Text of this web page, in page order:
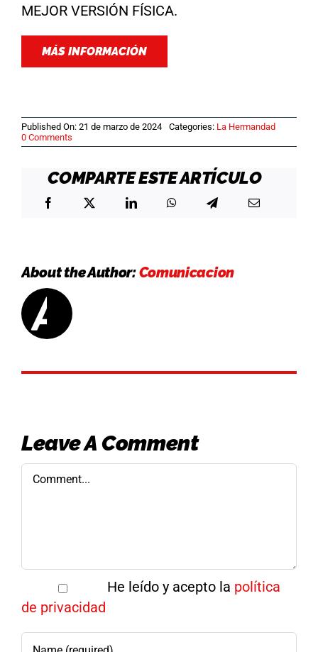
MEJOR VERSIÓN FÍSICA.
MÁS INFORMACIÓN
Published On: 21 de marzo de 2024 Categories: La Hermandad
0 Commentson
LA
21
Marzo
COMPARTE ESTE ARTÍCULO
About the Author:Comunicacion
Leave A Comment
Comment
He leído y acepto la política
de privacidad